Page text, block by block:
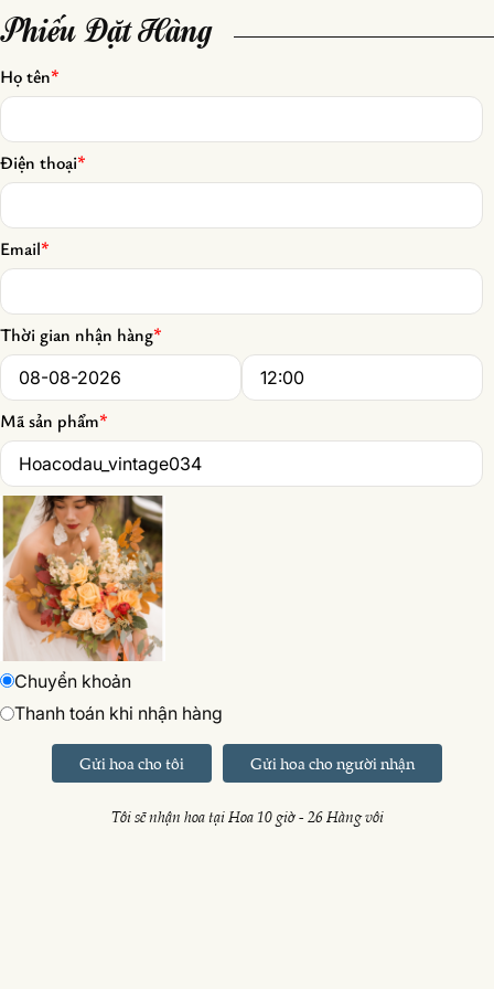
Phiếu Đặt Hàng
Họ tên*
Điện thoại*
Email*
Thời gian nhận hàng*
Date* Time*
Mã sản phẩm*
Chuyển khoản
Thanh toán khi nhận hàng
Gửi hoa cho tôi Gửi hoa cho người nhận
Tôi sẽ nhận hoa tại Hoa 10 giờ - 26 Hàng vôi